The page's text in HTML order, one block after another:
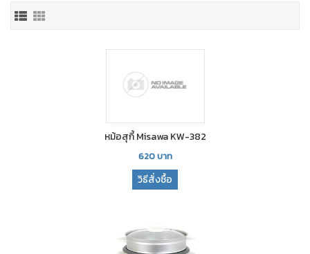
หม้อสุกี้ Misawa KW-382
620บาท
วิธีสั่งซื้อ